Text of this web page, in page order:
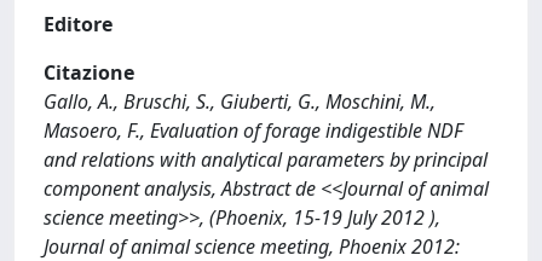
Editore
Citazione
Gallo, A., Bruschi, S., Giuberti, G., Moschini, M.,
Masoero, F., Evaluation of forage indigestible NDF
and relations with analytical parameters by principal
component analysis, Abstract de <<Journal of animal
science meeting>>, (Phoenix, 15-19 July 2012 ),
Journal of animal science meeting, Phoenix 2012: